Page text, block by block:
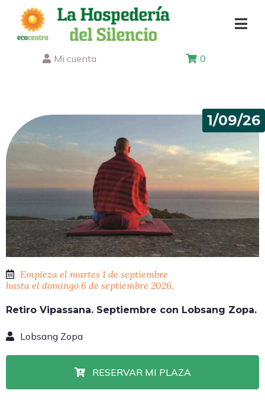
Mi cuenta 0
1/09/26
Empieza el martes 1 de septiembre
hasta el domingo 6 de septiembre 2026.
Retiro Vipassana. Septiembre con Lobsang Zopa.
Lobsang Zopa
RESERVAR MI PLAZA